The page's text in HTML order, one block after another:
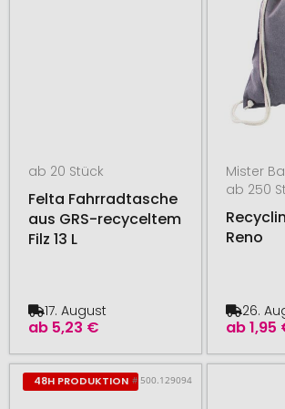
ab 20 Stück
Felta Fahrradtasche
aus GRS-recyceltem
Filz 13 L
ab 5,23 €
17. August
Mister
ab 250
Reno
ab1,95
26.
48H PRODUKTION # 500.129094